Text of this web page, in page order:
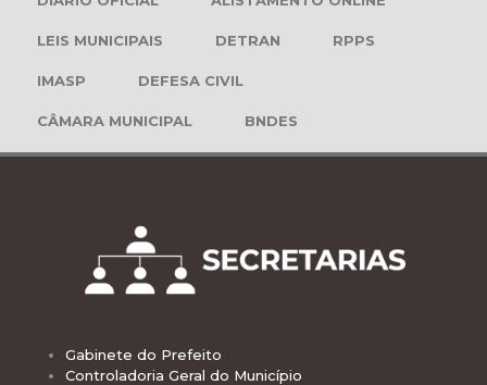
LEIS MUNICIPAIS DETRAN RPPS
IMASP DEFESA CIVIL
CÂMARA MUNICIPAL BNDES
Gabinete do Prefeito
Controladoria Geral do Município